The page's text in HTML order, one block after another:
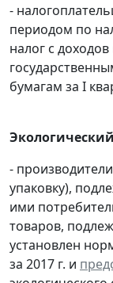
-
периодом по
налог с
бумагам за I
-
упаковку),
ими
товаров,
установлен
за 2017 г. и